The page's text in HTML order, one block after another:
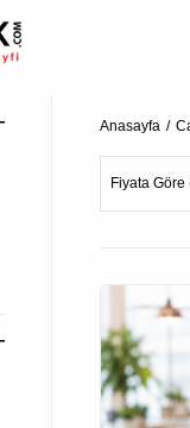
Anasayfa
Fiyata Göre
%14